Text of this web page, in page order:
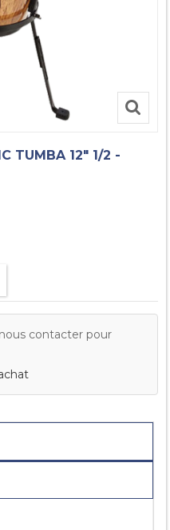
TUMBA 12" 1/2 -
nous contacter pour